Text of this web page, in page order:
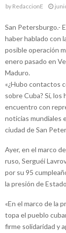
by RedaccionE
San Petersburgo.-
haber hablado con
posible operación
enero pasado en
Maduro.
«¿Hubo contactos
sobre Cuba? Sí,
encuentro con
noticias mundiales
ciudad de San
Ayer, en el marco
ruso, Serguéi
por su 95
la presión de
«En el marco de la
topa el pueblo
firme solidaridad y